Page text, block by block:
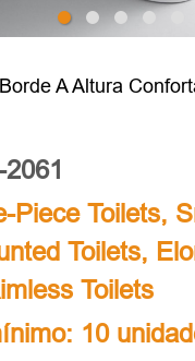
A Altura
Piece Toilets,
Toilets,
Toilets
10